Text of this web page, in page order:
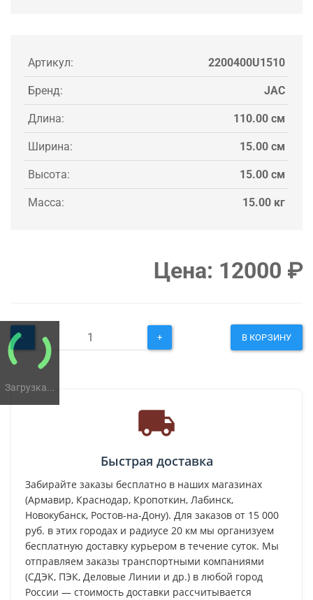
Загрузка...
Артикул: 2200400U1510
Бренд: JAC
Длина: 110.00 см
Ширина: 15.00 см
Высота: 15.00 см
Масса: 15.00 кг
Цена: 12000 ₽
- + В КОРЗИНУ
Быстрая доставка
Забирайте заказы бесплатно в наших магазинах
(Армавир, Краснодар, Кропоткин, Лабинск,
Новокубанск, Ростов-на-Дону). Для заказов от 15 000
руб. в этих городах и радиусе 20 км мы организуем
бесплатную доставку курьером в течение суток. Мы
отправляем заказы транспортными компаниями
(СДЭК, ПЭК, Деловые Линии и др.) в любой город
России — стоимость доставки рассчитывается